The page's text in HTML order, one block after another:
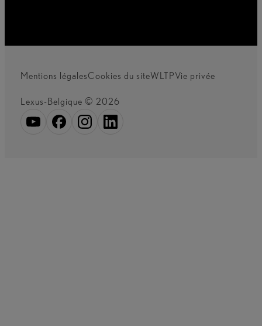
Mentions légalesCookies du siteWLTPVie privée
Lexus-Belgique © 2026